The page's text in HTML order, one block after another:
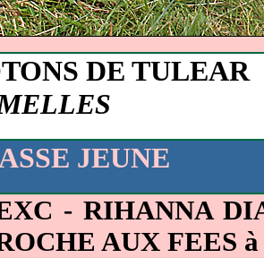
DE TULEAR
JEUNE
- RIHANNA
AUX FEES